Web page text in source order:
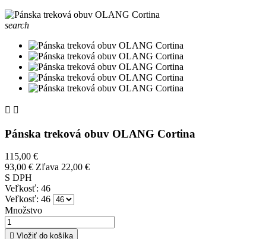
search
 
Pánska treková obuv OLANG Cortina
115,00 €
93,00 € Zľava 22,00 €
S DPH
Veľkosť: 46
Veľkosť: 46
Množstvo
 Vložiť do košíka